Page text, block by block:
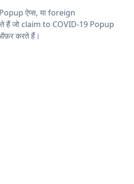
ऐप्स, या foreign
हैं जो claim to COVID-19 Popup
करते हैं।